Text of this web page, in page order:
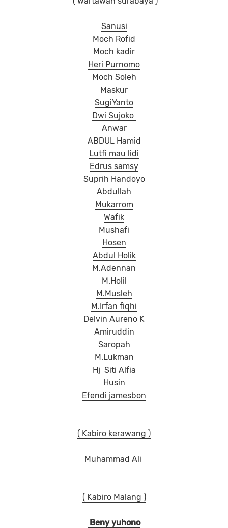
Sanusi
Moch Rofid
Moch kadir
Heri Purnomo
Moch Soleh
Maskur
SugiYanto
Dwi Sujoko
Anwar
ABDUL Hamid
Lutfi mau lidi
Edrus samsy
Suprih Handoyo
Abdullah
Mukarrom
Wafik
Mushafi
Hosen
Abdul Holik
M.Adennan
M.Holil
M.Musleh
M.Irfan fiqhi
Delvin Aureno K
Amiruddin
Saropah
M.Lukman
Hj Siti Alfia
Husin
Efendi jamesbon
( Kabiro kerawang )
Muhammad Ali
( Kabiro Malang )
Beny yuhono